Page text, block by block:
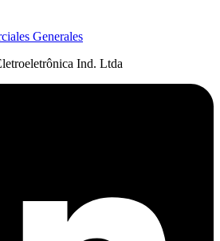
Generales
Ind. Ltda